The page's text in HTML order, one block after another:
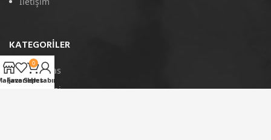
KATEGORILER
4D Paspas
Port Bagaj
Favoriler
0
Sepet
Hesabım